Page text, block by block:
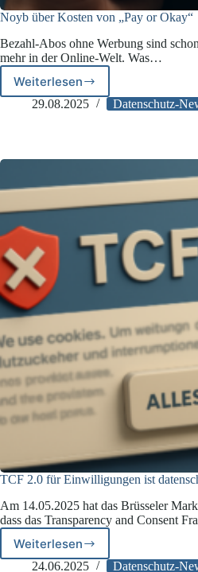
Noyb über Kosten von „Pay or Okay“
Bezahl-Abos ohne Werbung sind
mehr in der Online-Welt. Was…
Weiterlesen
Noyb
über
or
29.08.2025 Datenschutz-
TCF 2.0 für Einwilligungen ist
Am 14.05.2025 hat das Brüsseler
dass das Transparency and Consent
Weiterlesen
TCF
2.0
24.06.2025 Datenschutz-